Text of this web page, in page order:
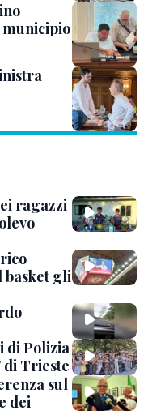
municipio
ragazzi
basket gli
di Polizia
di Trieste
sul
dei